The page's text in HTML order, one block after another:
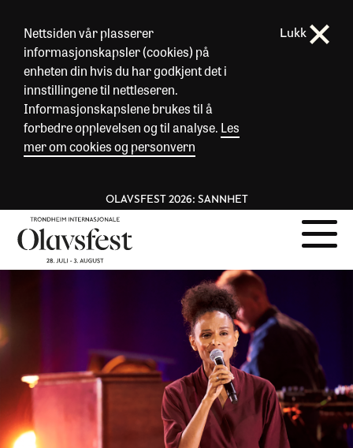
Nettsiden vår plasserer
informasjonskapsler (cookies) på
enheten din hvis du har godkjent det i
innstillingene til nettleseren.
Informasjonskapslene brukes til å
forbedre opplevelsen og til analyse. Les
mer om cookies og personvern
Lukk
OLAVSFEST 2026: SANNHET